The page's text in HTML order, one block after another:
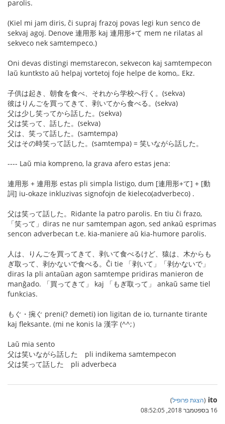
parolis.
(Kiel mi jam diris, ĉi supraj frazoj povas legi kun senco de
sekvaj agoj. Denove 連用形 kaj 連用形+て mem ne rilatas al
sekveco nek samtempeco.)
Oni devas distingi memstarecon, sekvecon kaj samtempecon
laŭ kuntksto aŭ helpaj vortetoj foje helpe de komo,. Ekz.
子供は起き、朝食を食べ、それから学校へ行く。(sekva)
彼はりんごを買ってきて、剥いてから食べる。(sekva)
父は少し笑ってから話した。(sekva)
父は笑って、話した。(sekva)
父は、笑って話した。(samtempa)
父はその時笑って話した。(samtempa) = 笑いながら話した。
---- Laŭ mia kompreno, la grava afero estas jena:
連用形 + 連用形 estas pli simpla listigo, dum [連用形+て] + [動
詞] iu-okaze inkluzivas signofojn de kieleco(adverbeco) .
父は笑って話した。Ridante la patro parolis. En tiu ĉi frazo,
「笑って」diras ne nur samtempan agon, sed ankaŭ esprimas
sencon adverbecan t.e. kia-maniere aŭ kia-humore parolis.
人は、りんごを買ってきて、剥いて食べるけど、猿は、木からも
ぎ取って、剥かないで食べる。Ĉi tie 「剥いて」「剥かないで」
diras la pli antaŭan agon samtempe pridiras manieron de
manĝado. 「買ってきて」 kaj 「もぎ取って」 ankaŭ same tiel
funkcias.
もぐ・捥ぐ preni(? demeti) ion ligitan de io, turnante tirante
kaj fleksante. (mi ne konis la 漢字 (^^;）
Laŭ mia sento
父は笑いながら話した pli indikema samtempecon
父は笑って話した pli adverbeca
ito
(הצגת פרופיל)
16 בספטמבר 2018, 08:52:05